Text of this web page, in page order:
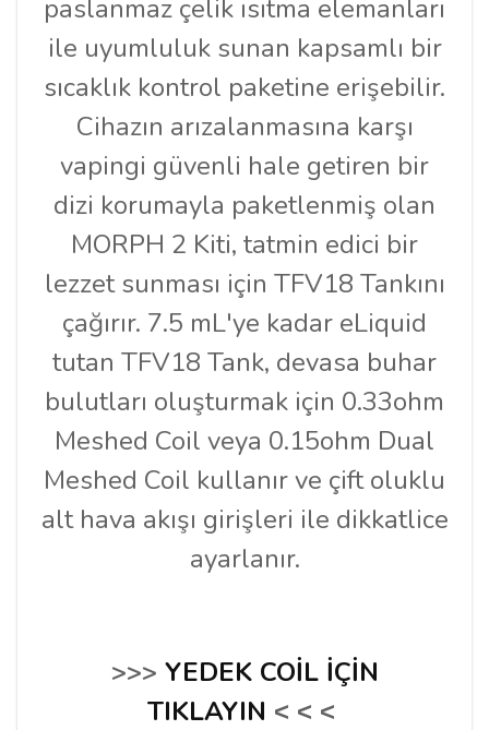
paslanmaz çelik ısıtma elemanları
ile uyumluluk sunan kapsamlı bir
sıcaklık kontrol paketine erişebilir.
Cihazın arızalanmasına karşı
vapingi güvenli hale getiren bir
dizi korumayla paketlenmiş olan
MORPH 2 Kiti, tatmin edici bir
lezzet sunması için TFV18 Tankını
çağırır. 7.5 mL'ye kadar eLiquid
tutan TFV18 Tank, devasa buhar
bulutları oluşturmak için 0.33ohm
Meshed Coil veya 0.15ohm Dual
Meshed Coil kullanır ve çift oluklu
alt hava akışı girişleri ile dikkatlice
ayarlanır.
>>> YEDEK COİL İÇİN
TIKLAYIN < < <